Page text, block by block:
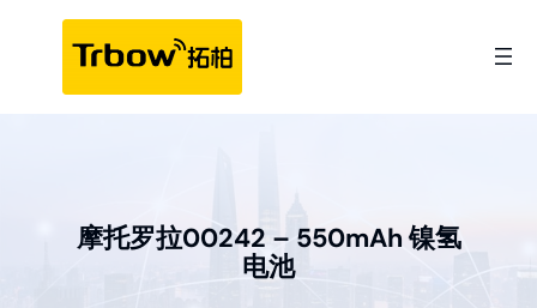
摩托罗拉00242 – 550mAh 镍氢
电池